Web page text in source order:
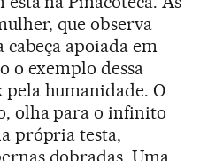
que observa
apoiada em
o exemplo dessa
pela humanidade. O
olha para o infinito
própria testa,
dobradas. Uma